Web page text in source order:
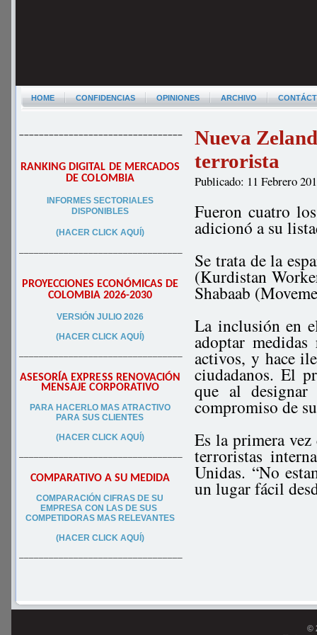
HOME CONFIDENCIAS OPINIONES ARCHIVO
–––––––––––––––––––––––––––––––––
RANKING DIGITAL DE MERCADOS
DE COLOMBIA
INFORMES SECTORIALES
DISPONIBLES
(HACER CLICK AQUÍ)
–––––––––––––––––––––––––––––––––
PROYECCIONES ECONÓMICAS DE
COLOMBIA 2026-2030
VERSIÓN JULIO 2026
(HACER CLICK AQUÍ)
–––––––––––––––––––––––––––––––––
ASESORÍA EXPRESS RENOVACIÓN
MENSAJE CORPORATIVO
PARA HACERLO MAS ATRACTIVO
PARA SUS CLIENTES
(HACER CLICK AQUÍ)
–––––––––––––––––––––––––––––––––
COMPARATIVO A SU MEDIDA
COMPARACIÓN CIFRAS DE SU
EMPRESA CON LAS DE SUS
COMPETIDORAS MAS RELEVANTES
(HACER CLICK AQUÍ)
–––––––––––––––––––––––––––––––––
Nueva
terrorista
Publicado: 11 Febrero
Fueron cuatro
adicionó a su
Se trata de la
(Kurdistan
Shabaab
La inclusión en
adoptar
activos, y hace
ciudadanos. El
que al
compromiso de
Es la primera
terroristas
Unidas. “No
un lugar fácil
©